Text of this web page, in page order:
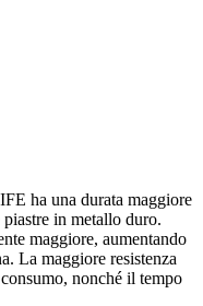
ha una durata maggiore
in metallo duro.
maggiore, aumentando
La maggiore resistenza
nonché il tempo